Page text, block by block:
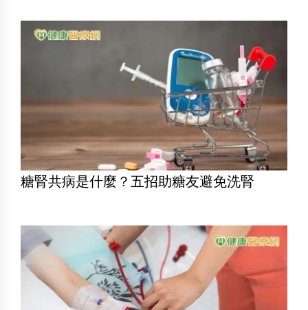
糖腎共病是什麼？五招助糖友避免洗腎